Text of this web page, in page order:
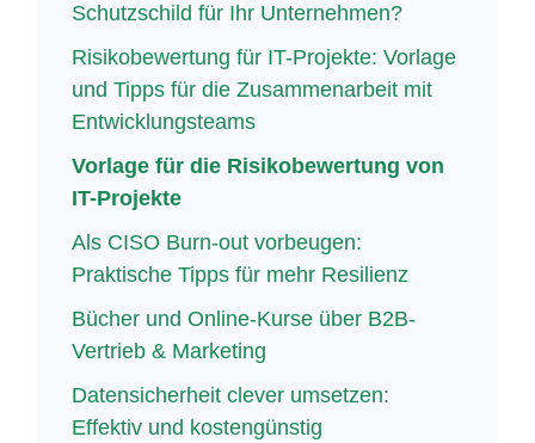
Schutzschild für Ihr Unternehmen?
Risikobewertung für IT-Projekte: Vorlage
und Tipps für die Zusammenarbeit mit
Entwicklungsteams
Vorlage für die Risikobewertung von
IT-Projekte
Als CISO Burn-out vorbeugen:
Praktische Tipps für mehr Resilienz
Bücher und Online-Kurse über B2B-
Vertrieb & Marketing
Datensicherheit clever umsetzen:
Effektiv und kostengünstig